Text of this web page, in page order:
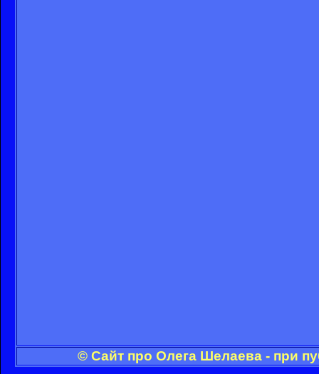
© Сайт про Олега Шелаева - при